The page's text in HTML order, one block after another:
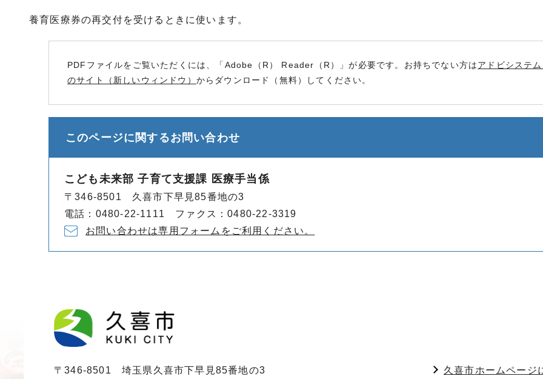
養育医療券の再交付を受けるときに使います。
PDFファイルをご覧いただくには、「Adobe（R） Reader（R）」が必要です。お持ちでない方はアドビシステ
のサイト（新しいウィンドウ） からダウンロード（無料）してください。
このページに関するお問い合わせ
こども未来部 子育て支援課 医療手当係
〒346-8501 久喜市下早見85番地の3
電話：0480-22-1111 ファクス：0480-22-3319
お問い合わせは専用フォームをご利用ください。
〒346-8501 埼玉県久喜市下早見85番地の3
久喜市ホームページ